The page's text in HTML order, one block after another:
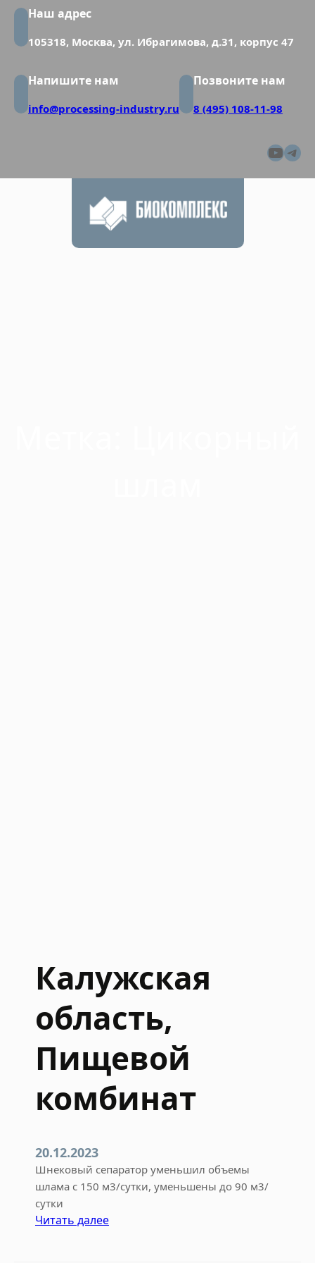
Наш адрес
105318, Москва, ул. Ибрагимова, д.31, корпус 47
Напишите нам
info@processing-industry.ru
Позвоните нам
8 (495) 108-11-98
Калужская
область,
Пищевой
комбинат
20.12.2023
Шнековый сепаратор уменьшил объемы
шлама с 150 м3/сутки, уменьшены до 90 м3/
сутки
Читать далее: